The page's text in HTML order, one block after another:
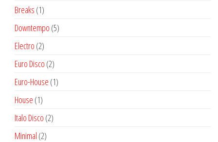
Breaks 11
producto
Downtempo 55
Electro 22
productos
Euro Disco 22
productos
Euro-House 11
House 11
producto
Italo Disco 22
Minimal 22